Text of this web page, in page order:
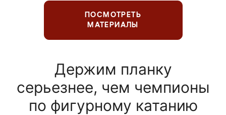
ПОСМОТРЕТЬ
МАТЕРИАЛЫ
Держим планку
серьезнее, чем чемпионы
по фигурному катанию